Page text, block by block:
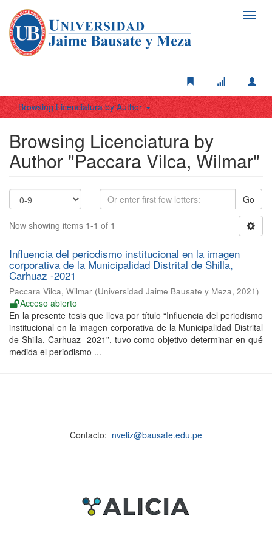
Browsing Licenciatura by Author
Browsing Licenciatura by
Author "Paccara Vilca, Wilmar"
Go
Now showing items 1-1 of 1
Influencia del periodismo institucional en la imagen
corporativa de la Municipalidad Distrital de Shilla,
Carhuaz -2021
Paccara Vilca, Wilmar (Universidad Jaime Bausate y Meza, 2021)
Acceso abierto
En la presente tesis que lleva por título “Influencia del periodismo
institucional en la imagen corporativa de la Municipalidad Distrital
de Shilla, Carhuaz -2021”, tuvo como objetivo determinar en qué
medida el periodismo ...
Contacto: nveliz@bausate.edu.pe